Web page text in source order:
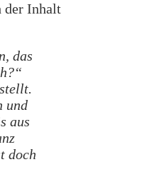
der Inhalt
das
und
aus
doch